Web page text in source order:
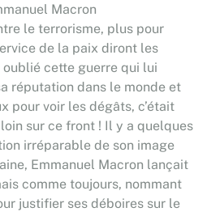
Macron
le terrorisme, plus pour
de la paix diront les
cette guerre qui lui
réputation dans le monde et
pour voir les dégâts, c’était
sur ce front ! Il y a quelques
irréparable de son image
Emmanuel Macron lançait
comme toujours, nommant
justifier ses déboires sur le